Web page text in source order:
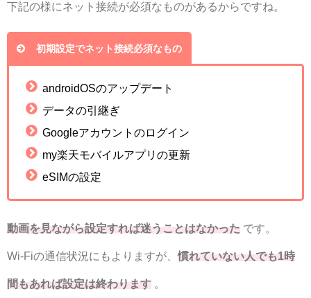
下記の様にネット接続が必須なものがあるからですね。
初期設定でネット接続必須なもの
androidOSのアップデート
データの引継ぎ
Googleアカウントのログイン
my楽天モバイルアプリの更新
eSIMの設定
動画を見ながら設定すれば迷うことはなかった です。
Wi-Fiの通信状況にもよりますが、慣れていない人でも1時
間もあれば設定は終わります